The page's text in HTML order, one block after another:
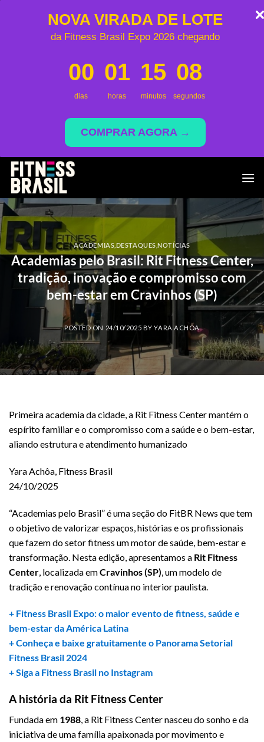
NOVA VIRADA DE LOTE
da Fitness Brasil Expo 2026 chegando
00
dias
01
horas
15
minutos
08
segundos
COMPRAR AGORA →
Skip
content
ACADEMIAS DESTAQUES ,NOTÍCIAS
Academias pelo Brasil: Rit Fitness Center,
tradição, inovação e compromisso com
bem-estar em Cravinhos (SP)
POSTED ON 24/10/2025 BYYARA ACHOA
Primeira academia da cidade, a Rit Fitness Center mantém o
espírito familiar e o compromisso com a saúde e o bem-estar,
aliando estrutura e atendimento humanizado
Yara Achôa, Fitness Brasil
24/10/2025
“Academias pelo Brasil” é uma seção do FitBR News que tem
o objetivo de valorizar espaços, histórias e os profissionais
que fazem do setor fitness um motor de saúde, bem-estar e
transformação. Nesta edição, apresentamos a Rit Fitness
Center , localizada emCravinhos (SP) , um modelo de
tradição e renovação contínua no interior paulista.
+ Fitness Brasil Expo: o maior evento de fitness, saúde e
bem-estar da América Latina
+ Conheça e baixe gratuitamente o Panorama Setorial
Fitness Brasil 2024
+ Siga a Fitness Brasil no Instagram
A história da Rit Fitness Center
Fundada em 1988 , a Rit Fitness Center nasceu do sonho e da
iniciativa de uma família apaixonada por movimento e